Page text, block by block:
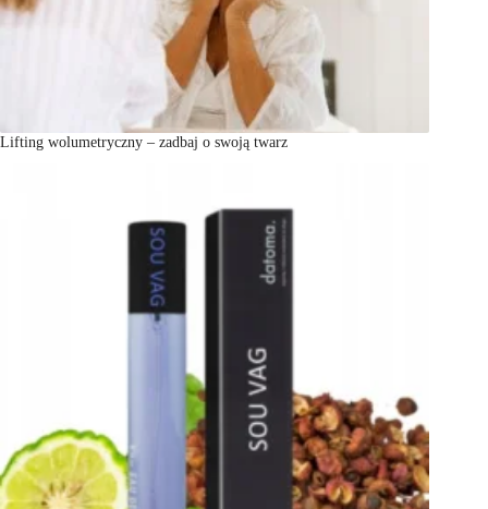
Lifting wolumetryczny – zadbaj o swoją twarz